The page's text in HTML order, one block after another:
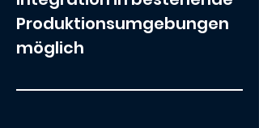
Produktionsumgebungen
möglich